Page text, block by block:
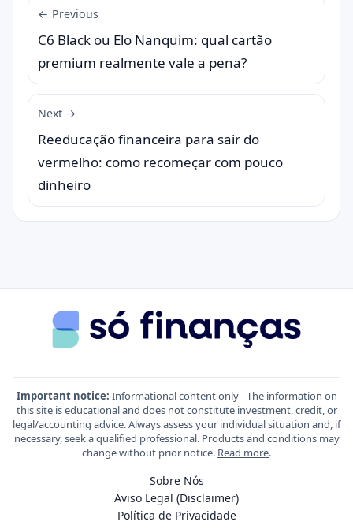
← Previous
C6 Black ou Elo Nanquim: qual cartão
premium realmente vale a pena?
Next →
Reeducação financeira para sair do
vermelho: como recomeçar com pouco
dinheiro
Important notice: Informational content only - The information on
this site is educational and does not constitute investment, credit, or
legal/accounting advice. Always assess your individual situation and, if
necessary, seek a qualified professional. Products and conditions may
change without prior notice. Read more.
Sobre Nós
Aviso Legal (Disclaimer)
Política de Privacidade